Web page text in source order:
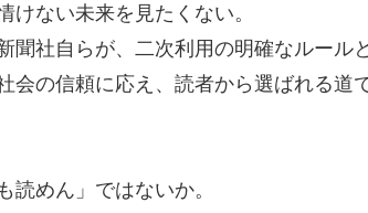
けない未来を見たくない。
聞社自らが、二次利用の明確なルール
会の信頼に応え、読者から選ばれる道
読めん」ではないか。